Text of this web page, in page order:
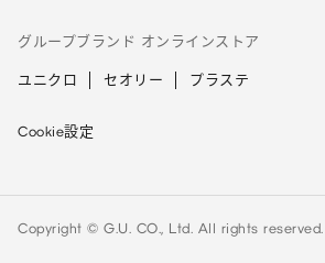
グループブランド オンラインストア
ユニクロ セオリー プラステ
Cookie設定
Copyright © G.U. CO., Ltd. All rights reserved.